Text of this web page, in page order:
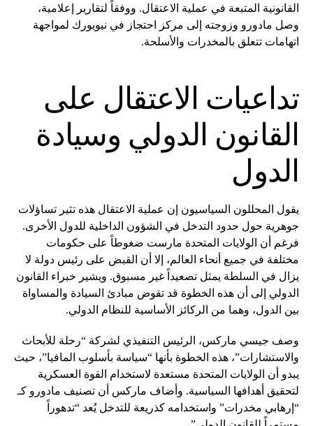
القانونية المتبعة في عملية الاعتقال. ووفقاً لتقارير إعلامية،
وصل مادورو وزوجته إلى مركز احتجاز في نيويورك لمواجهة
اتهامات تتعلق بالمخدرات والأسلحة.
تداعيات الاعتقال على
القانون الدولي وسيادة
الدول
يقول المحللون السياسيون إن عملية الاعتقال هذه تثير تساؤلات
جوهرية حول حدود التدخل في الشؤون الداخلية للدول الأخرى.
فرغم أن الولايات المتحدة مارست ضغوطاً على حكومات
مختلفة في جميع أنحاء العالم، إلا أن القبض على رئيس دولة لا
يزال في السلطة يمثل تصعيداً غير مسبوق. ويشير خبراء القانون
الدولي إلى أن هذه الخطوة قد تقوض مبادئ السيادة والمساواة
بين الدول، وهما من الركائز الأساسية للنظام الدولي.
وصف جيسي ماركس، الرئيس التنفيذي لشركة “رحلة للأبحاث
والاستشارات”، هذه الخطوة بأنها “سياسة بأسلوب المافيا”، حيث
يبدو أن الولايات المتحدة مستعدة لاستخدام القوة العسكرية
لتحقيق أهدافها السياسية. وأضاف ماركس أن تصنيف مادورو كـ
“إرهابي مخدرات” واستخدامه كذريعة للتدخل يُعد “تدهوراً